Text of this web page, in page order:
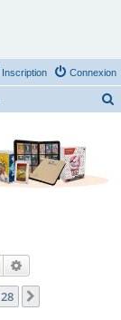
Connexion
Inscription
Rechercher
28